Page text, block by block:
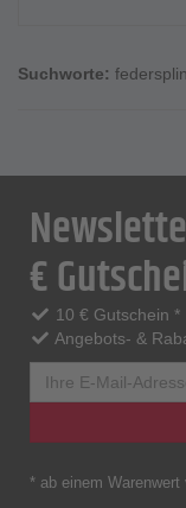
Suchworte:
€
10 € Gutschein *
Angebots- &
* ab einem